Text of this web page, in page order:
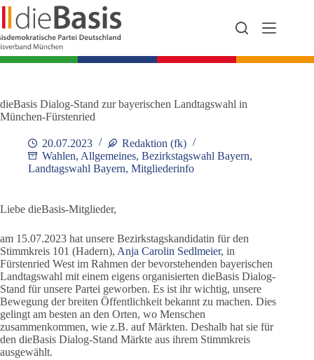
Zum
Inhalt
springen
dieBasis Dialog-Stand zur bayerischen Landtagswahl in
München-Fürstenried
20.07.2023
Redaktion (fk)
Wahlen, Allgemeines, Bezirkstagswahl Bayern,
Landtagswahl Bayern, Mitgliederinfo
Liebe dieBasis-Mitglieder,
am 15.07.2023 hat unsere Bezirkstagskandidatin für den
Stimmkreis 101 (Hadern), Anja Carolin Sedlmeier, in
Fürstenried West im Rahmen der bevorstehenden bayerischen
Landtagswahl mit einem eigens organisierten dieBasis Dialog-
Stand für unsere Partei geworben. Es ist ihr wichtig, unsere
Bewegung der breiten Öffentlichkeit bekannt zu machen. Dies
gelingt am besten an den Orten, wo Menschen
zusammenkommen, wie z.B. auf Märkten. Deshalb hat sie für
den dieBasis Dialog-Stand Märkte aus ihrem Stimmkreis
ausgewählt.